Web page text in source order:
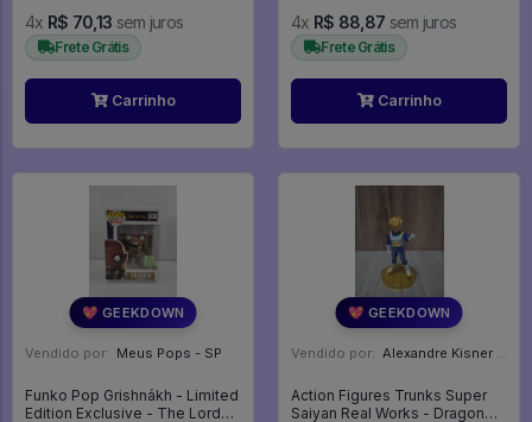
4x R$ 70,13 sem juros
Frete Grátis
Carrinho
4x R$ 88,87 sem juros
Frete Grátis
Carrinho
💖 GEEKDOWN
Vendido por: Meus Pops - SP
Funko Pop Grishnákh - Limited
Edition Exclusive - The Lord
💖 GEEKDOWN
Vendido por: Alexandre Kisner - PR
Action Figures Trunks Super
Saiyan Real Works - Dragon